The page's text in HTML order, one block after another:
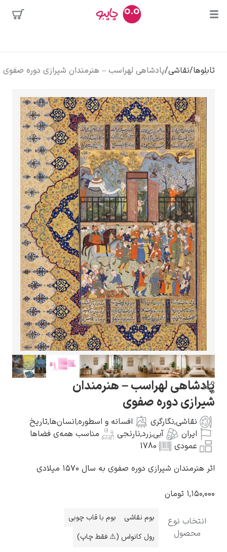
جستجوها
پیکاسو
سالوادور دالی
فریدا کالوا
محبوب‌ترین
هنرمندان
کلود مونه
ونسان ون گوگ
گوستاو کلیمت
ادوارد مونک
کامی پیسارو
ادوارد هاپر
تابلوها/نقاشی/پادشاهی لهراسب – هنرمندان شیرازی دوره صفوی
پادشاهی لهراسب – هنرمندان
شیرازی دوره صفوی
نقاشی,نگارگری افسانه و اسطوره,انسان‌ها,تاریخ
ایران
آبی,زرد,نارنجی
مناسب همه‌ی فضاها
عمودی
1780
اثر هنرمندان شیرازی دوره صفوی به سال ۱۵۷۰ میلادی
۱,۱۵۰,۰۰۰ تومان
انتخاب نوع
محصول
بوم نقاشی
بوم با قاب چوبی
رول کانواس (⚠️ فقط چاپ)